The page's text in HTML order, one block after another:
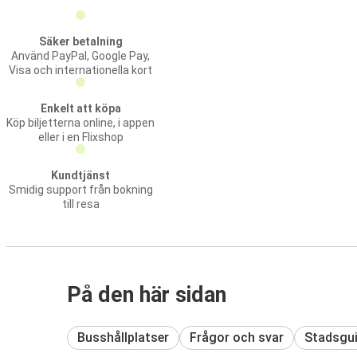
Säker betalning
Använd PayPal, Google Pay,
Visa och internationella kort
Enkelt att köpa
Köp biljetterna online, i appen
eller i en Flixshop
Kundtjänst
Smidig support från bokning
till resa
På den här sidan
Busshållplatser Frågor och svar